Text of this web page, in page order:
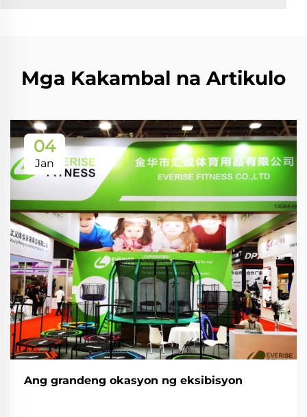
Mga Kakambal na Artikulo
04
Jan
Ang grandeng okasyon ng eksibisyon